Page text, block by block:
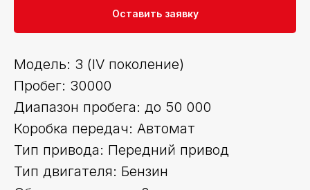
Оставить заявку
Модель: 3 (IV поколение)
Пробег: 30000
Диапазон пробега: до 50 000
Коробка передач: Автомат
Тип привода: Передний привод
Тип двигателя: Бензин